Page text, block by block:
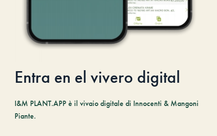
Entra en el vivero digital
I&M PLANT.APP è il vivaio digitale di Innocenti & Mangoni
Piante.